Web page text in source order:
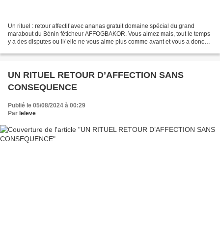
Un rituel : retour affectif avec ananas gratuit domaine spécial du grand
marabout du Bénin féticheur AFFOGBAKOR. Vous aimez mais, tout le temps
y a des disputes ou il/ elle ne vous aime plus comme avant et vous a donc
UN RITUEL RETOUR D’AFFECTION SANS
CONSEQUENCE
Publié le 05/08/2024 à 00:29
Par leleve